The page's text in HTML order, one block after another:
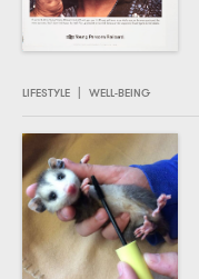
LIFESTYLE | WELL-BEING